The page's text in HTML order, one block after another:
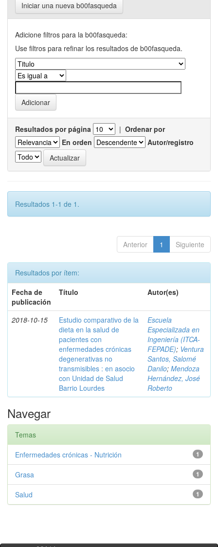
Iniciar una nueva b00fasqueda
Adicione filtros para la b00fasqueda:
Use filtros para refinar los resultados de b00fasqueda.
Resultados por página | Ordenar por
En orden
Autor/registro
Resultados 1-1 de 1.
Anterior 1 Siguiente
Resultados por ítem:
Fecha de
publicación
Título Autor(es)
2018-10-15
Estudio comparativo de la
dieta en la salud de
pacientes con
enfermedades crónicas
degenerativas no
transmisibles : en asocio
con Unidad de Salud
Barrio Lourdes
Escuela
Especializada en
Ingeniería (ITCA-
FEPADE); Ventura
Santos, Salomé
Danilo; Mendoza
Hernández, José
Roberto
Navegar
Temas
1
Enfermedades crónicas - Nutrición
1
Grasa
1
Salud